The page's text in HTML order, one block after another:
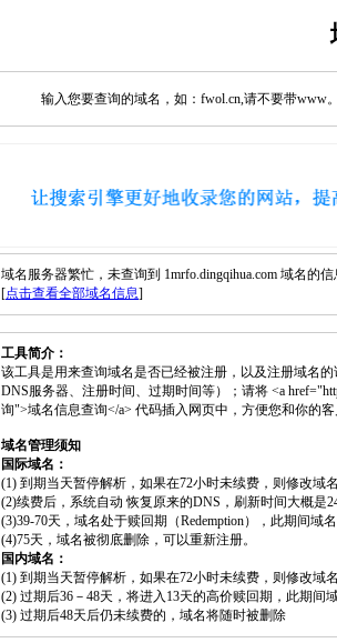
输入您要查询的域名，如：fwol.cn,请不要带www。
域名服务器繁忙，未查询到 1mrfo.dingqihua.com 域名的信
[点击查看全部域名信息]
工具简介：
该工具是用来查询域名是否已经被注册，以及注册域名
DNS服务器、注册时间、过期时间等）；请将 <a
询">域名信息查询</a> 代码插入网页中，方便您和你的客
域名管理须知
国际域名：
(1) 到期当天暂停解析，如果在72小时未续费，则修改域
(2)续费后，系统自动 恢复原来的DNS，刷新时间大概是24
(3)39-70天，域名处于赎回期（Redemption），此期间域
(4)75天，域名被彻底删除，可以重新注册。
国内域名：
(1) 到期当天暂停解析，如果在72小时未续费，则修改域
(2) 过期后36－48天，将进入13天的高价赎回期，此期间
(3) 过期后48天后仍未续费的，域名将随时被删除